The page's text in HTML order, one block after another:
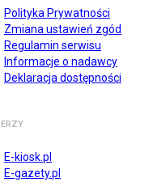
Polityka Prywatności
Zmiana ustawień zgód
Regulamin serwisu
Informacje o nadawcy
Deklaracja dostępności
E-kiosk.pl
E-gazety.pl